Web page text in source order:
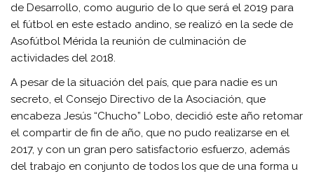
de Desarrollo, como augurio de lo que será el 2019 para
el fútbol en este estado andino, se realizó en la sede de
Asofútbol Mérida la reunión de culminación de
actividades del 2018.
A pesar de la situación del país, que para nadie es un
secreto, el Consejo Directivo de la Asociación, que
encabeza Jesús “Chucho” Lobo, decidió este año retomar
el compartir de fin de año, que no pudo realizarse en el
2017, y con un gran pero satisfactorio esfuerzo, además
del trabajo en conjunto de todos los que de una forma u